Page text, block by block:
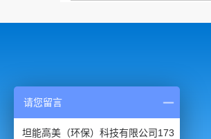
请您留言
坦能高美（环保）科技有限公司173